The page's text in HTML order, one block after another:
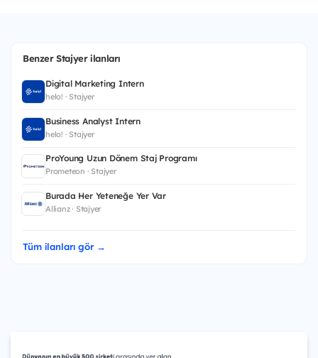
Benzer Stajyer ilanları
Digital Marketing Intern
helo! · Stajyer
Business Analyst Intern
helo! · Stajyer
ProYoung Uzun Dönem Staj Programı
Prometeon · Stajyer
Burada Her Yeteneğe Yer Var
Allianz · Stajyer
Tüm ilanları gör →